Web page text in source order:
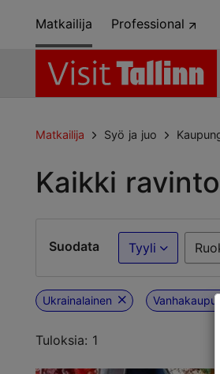
Matkailija Professional
Matkailija Syö ja juo
Kaikki
Suodata Tyyli
Ukrainalainen
Tuloksia: 1